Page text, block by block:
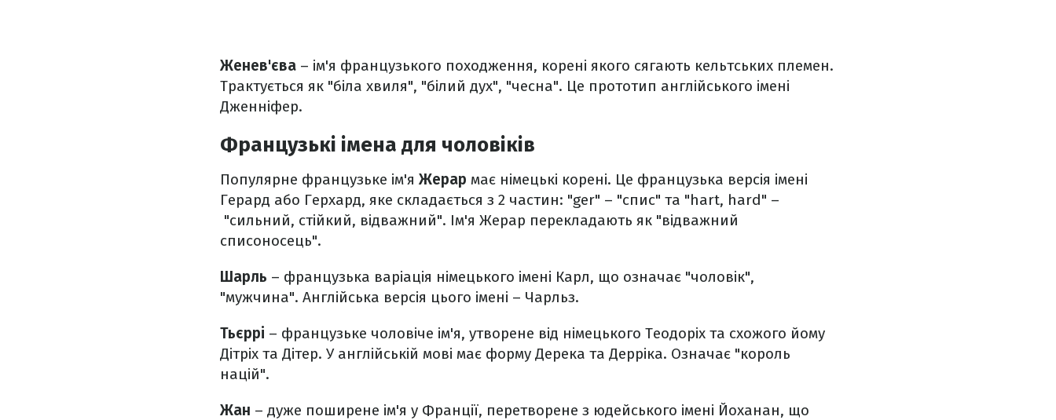
Женев'єва – ім'я французького походження, корені якого сягають кельтських племен.
Трактується як "біла хвиля", "білий дух", "чесна". Це прототип англійського імені
Дженніфер.
Французькі імена для чоловіків
Популярне французьке ім'я Жерар має німецькі корені. Це французька версія імені
Герард або Герхард, яке складається з 2 частин: "ger" – "спис" та "hart, hard" –
"сильний, стійкий, відважний". Ім'я Жерар перекладають як "відважний
списоносець".
Шарль – французька варіація німецького імені Карл, що означає "чоловік",
"мужчина". Англійська версія цього імені – Чарльз.
Тьєррі – французьке чоловіче ім'я, утворене від німецького Теодоріх та схожого йому
Дітріх та Дітер. У англійській мові має форму Дерека та Дерріка. Означає "король
націй".
Жан – дуже поширене ім'я у Франції, перетворене з юдейського імені Йоханан, що